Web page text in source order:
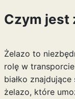
Czym jest
Żelazo to
rolę w
białko
żelazo, które